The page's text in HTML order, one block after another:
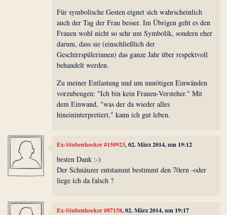
Für symbolische Gesten eignet sich wahrscheinlich
auch der Tag der Frau besser. Im Übrigen geht es den
Frauen wohl nicht so sehr um Symbolik, sondern eher
darum, dass sie (einschließlich der
Geschirrspülerinnen) das ganze Jahr über respektvoll
behandelt werden.
Zu meiner Entlastung und um unnötigen Einwänden
vorzubeugen: "Ich bin kein Frauen-Versteher." Mit
dem Einwand, "was der da wieder alles
hineininterpretiert," kann ich gut leben.
Ex-Stubenhocker #150923, 02. März 2014, um 19:12
besten Dank :-)
Der Schnäuzer entstammt bestimmt den 70ern -oder
liege ich da falsch ?
Ex-Stubenhocker #87158, 02. März 2014, um 19:17